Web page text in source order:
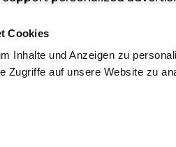
Cookies
Inhalte und Anzeigen zu
Zugriffe auf unsere Website zu